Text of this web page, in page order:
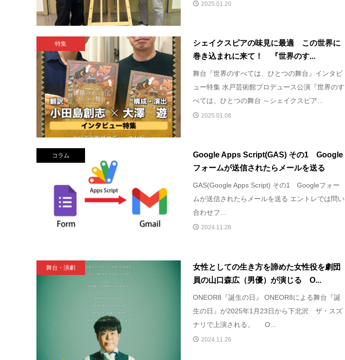
2025.01.20
特集
シェイクスピアの味見に最適 この世界に
巻き込まれに来て！ 『世界のす...
舞台『世界のすべては、ひとつの舞台』インタビ
ュー特集 水戸芸術館プロデュース公演『世界のす
べては、ひとつの舞台 ～シェイクスピア...
2025.01.08
コラム
Google Apps Script(GAS) その1 Google
フォームが送信されたらメールを送る
GAS(Google Apps Script) その1 Googleフォー
ムが送信されたらメールを送る エントレでは問い
合わせフ...
2024.11.28
舞台・演劇
女性としての生き方を諦めた女性役を劇団
員の山口森広（男優）が演じる O...
ONEOR8『誕生の日』 ONEOR8による舞台『誕
生の日』が2025年1月23日から下北沢 ザ・スズ
ナリで上演される。 O...
2024.11.26